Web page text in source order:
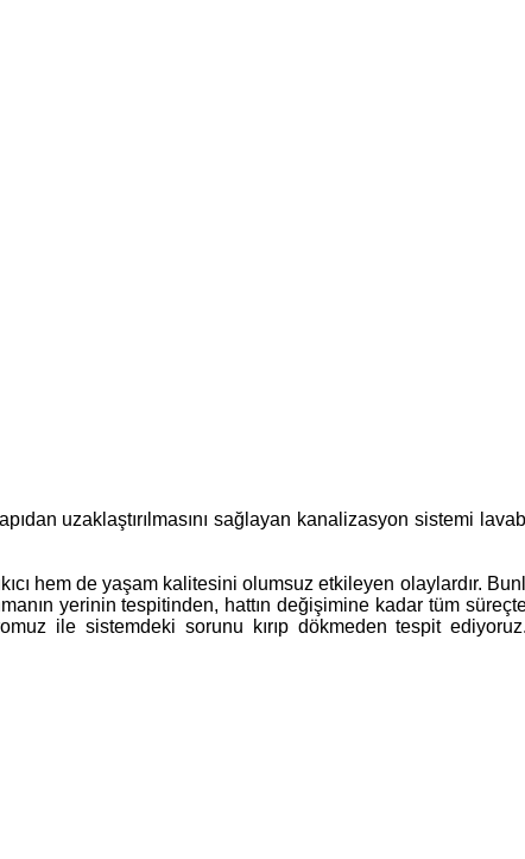
uzaklaştırılmasını sağlayan kanalizasyon sistemi
hem de yaşam kalitesini olumsuz etkileyen olaylardır.
yerinin tespitinden, hattın değişimine kadar tüm
ile sistemdeki sorunu kırıp dökmeden tespit